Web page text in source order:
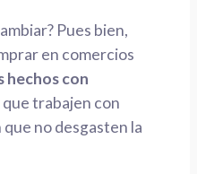
Pues bien,
en comercios
hechos con
que trabajen con
no desgasten la